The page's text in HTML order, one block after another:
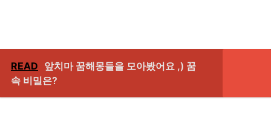
READ 앞치마 꿈해몽들을 모아봤어요 ,) 꿈
속 비밀은?